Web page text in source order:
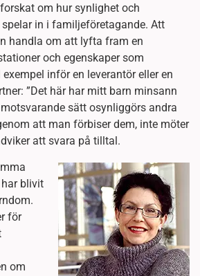
om hur synlighet och
in i familjeföretagande. Att
handla om att lyfta fram en
och egenskaper som
inför en leverantör eller en
”Det här har mitt barn minsann
sätt osynliggörs andra
att man förbiser dem, inte möter
att svara på tilltal.
blivit
för
om